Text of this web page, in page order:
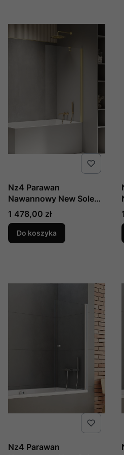
Nz4 Parawan
Nawannowy New Soleo
Light Gold U 80x140
Czyste 6mm Active
Shield 2.0 , Producent:
New Trendy, Numer Kat:
Cena
1 478,00 zł
Do koszyka
Nz4 Parawan